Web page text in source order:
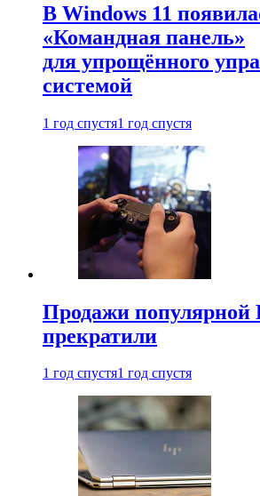
В Windows 11
«Командная панель»
для упрощённого
системой
1 год спустя1 год спустя
Продажи популярной
прекратили
1 год спустя1 год спустя